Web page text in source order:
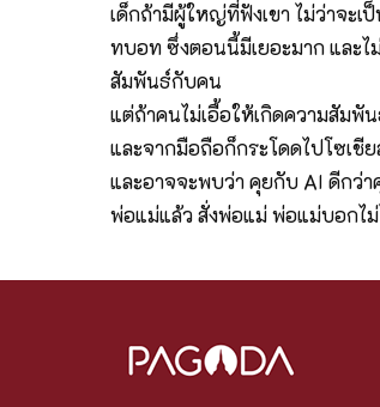
เด็กถ้ามีผู้ใหญ่ที่ฟังเขา ไม่ว่าจะ
ทบอท ซึ่งตอนนี้มีเยอะมาก และไ
สัมพันธ์กับคน
แต่ถ้าคนไม่เอื้อให้เกิดความสัมพั
และจากมือถือก็กระโดดไปโซเชี
และอาจจะพบว่า คุยกับ AI ดีกว่
พ่อแม่แล้ว สั่งพ่อแม่ พ่อแม่บอกไม่